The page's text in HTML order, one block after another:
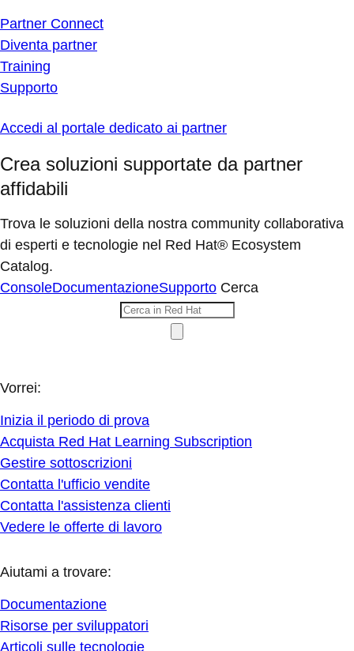
Partner Connect
Diventa partner
Training
Supporto
Accedi al portale dedicato ai partner
Crea soluzioni supportate da partner
affidabili
Trova le soluzioni della nostra community collaborativa
di esperti e tecnologie nel Red Hat® Ecosystem
Catalog.
ConsoleDocumentazioneSupporto Cerca
Vorrei:
Inizia il periodo di prova
Acquista Red Hat Learning Subscription
Gestire sottoscrizioni
Contatta l'ufficio vendite
Contatta l'assistenza clienti
Vedere le offerte di lavoro
Aiutami a trovare:
Documentazione
Risorse per sviluppatori
Articoli sulle tecnologie